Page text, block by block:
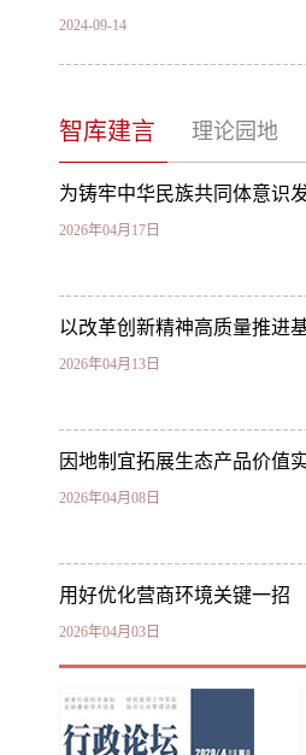
（院…
2024-09-14
升培训班
2024-07-08
智库建言 理论园地
为铸牢中华民族共同体意识
2026年04月17日
以改革创新精神高质量推进
2026年04月13日
因地制宜拓展生态产品价值
2026年04月08日
用好优化营商环境关键一招
2026年04月03日
以数字化技术健全食品安全